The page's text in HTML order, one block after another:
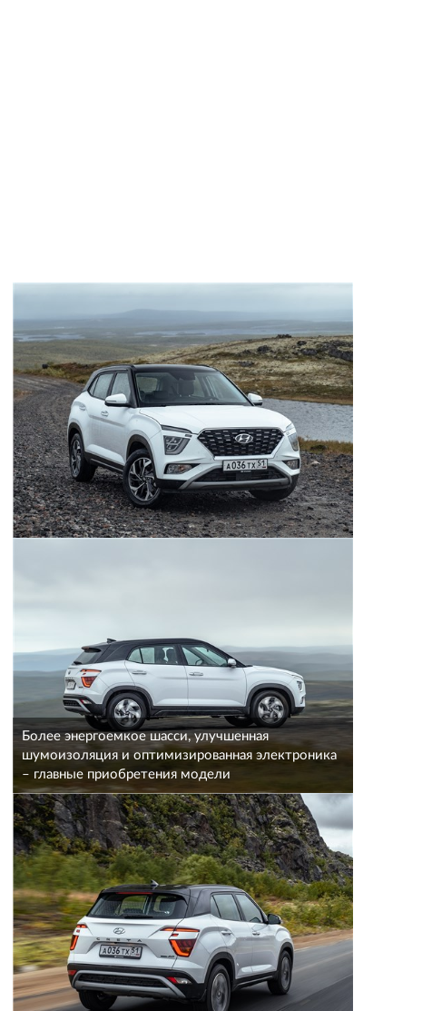
Более энергоемкое шасси, улучшенная
шумоизоляция и оптимизированная электроника
– главные приобретения модели